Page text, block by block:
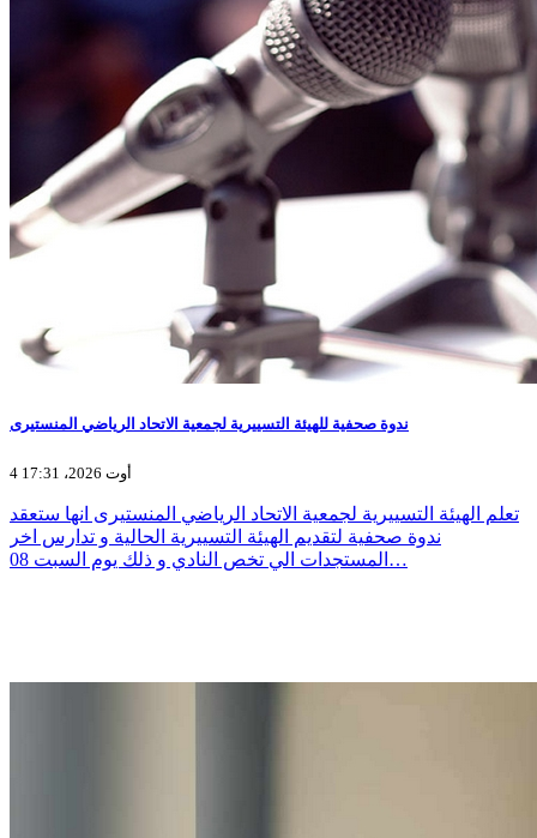
ندوة صحفية للهيئة التسييرية لجمعية الاتحاد الرياضي المنستيرى
4 أوت 2026، 17:31
تعلم الهيئة التسييرية لجمعية الاتحاد الرياضي المنستيرى انها ستعقد
ندوة صحفية لتقديم الهيئة التسييرية الحالية و تدارس اخر
المستجدات الي تخص النادي و ذلك يوم السبت 08…